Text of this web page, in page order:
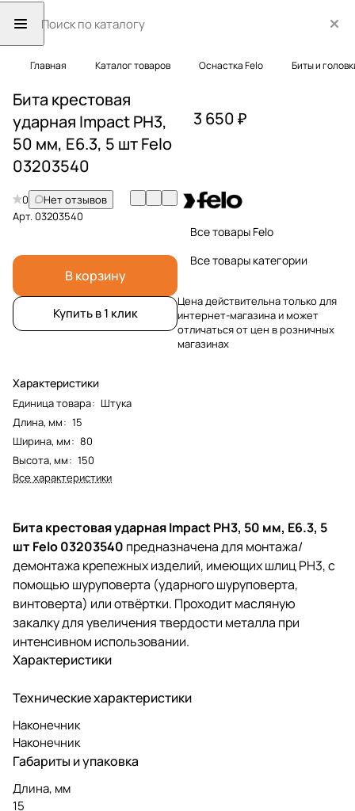
Главная Каталог товаров Оснастка Felo Биты и
Бита крестовая
ударная Impact PH3,
50 мм, E6.3, 5 шт Felo
03203540
0
Нет отзывов
Арт.03203540
В корзину
Купить в 1 клик
Характеристики
Единица товара: Штука
Длина, мм: 15
Ширина, мм: 80
Высота, мм: 150
Все характеристики
3 650 ₽
Все товары Felo
Все товары категории
Цена действительна только для
интернет-магазина и может
отличаться от цен в розничных
магазинах
Бита крестовая ударная Impact PH3, 50 мм, E6.3, 5
шт Felo 03203540 предназначена для монтажа/
демонтажа крепежных изделий, имеющих шлиц PH3, с
помощью шуруповерта (ударного шуруповерта,
винтоверта) или отвёртки. Проходит масляную
закалку для увеличения твердости металла при
интенсивном использовании.
Характеристики
Технические характеристики
Наконечник
Наконечник
Габариты и упаковка
Длина, мм
15